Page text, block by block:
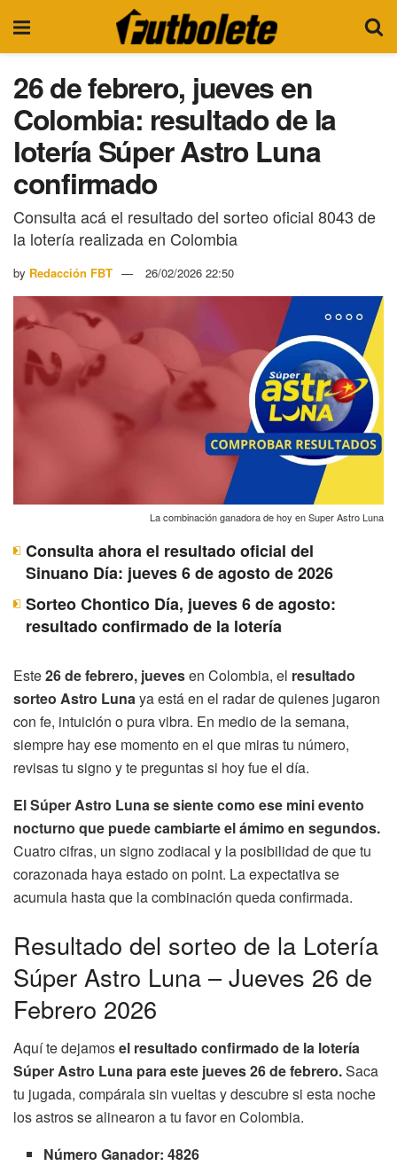
26 de febrero, jueves en
Colombia: resultado de la
lotería Súper Astro Luna
confirmado
Consulta acá el resultado del sorteo oficial 8043 de
la lotería realizada en Colombia
by Redacción FBT 26/02/2026 22:50
La combinación ganadora de hoy en Super Astro Luna
Consulta ahora el resultado oficial del
Sinuano Día: jueves 6 de agosto de 2026
Sorteo Chontico Día, jueves 6 de agosto:
resultado confirmado de la lotería
Este26 de febrero, juevesen Colombia, el resultado
sorteo Astro Lunaya está en el radar de quienes jugaron
con fe, intuición o pura vibra. En medio de la semana,
siempre hay ese momento en el que miras tu número,
revisas tu signo y te preguntas si hoy fue el día.
El Súper Astro Luna se siente como ese mini evento
nocturno que puede cambiarte el ámimo en segundos.
Cuatro cifras, un signo zodiacal y la posibilidad de que tu
corazonada haya estado on point. La expectativa se
acumula hasta que la combinación queda confirmada.
Resultado del sorteo de la Lotería
Súper Astro Luna – Jueves 26 de
Febrero 2026
Aquí te dejamosel resultado confirmado de la lotería
Súper Astro Luna para este jueves 26 de febrero.Saca
tu jugada, compárala sin vueltas y descubre si esta noche
los astros se alinearon a tu favor en Colombia.
Número Ganador: 4826